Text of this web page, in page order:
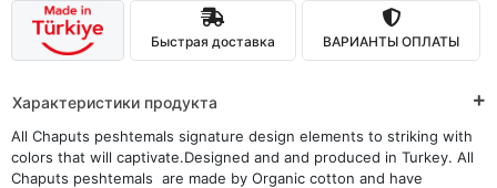
Быстрая доставка ВАРИАНТЫ ОПЛАТЫ
Характеристики продукта
All Chaputs peshtemals signature design elements to striking with
colors that will captivate.Designed and and produced in Turkey. All
Chaputs peshtemals are made by Organic cotton and have